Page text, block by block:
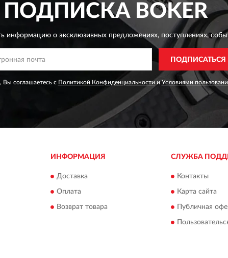
ПОДПИСКАBOKER
информацию о эксклюзивных предложениях,поступлениях,
ПОДПИСАТЬСЯ
Вы соглашаетесь с Политикой Конфиденциальности иУсловиями
ИНФОРМАЦИЯ
Доставка
Оплата
Возврат товара
СЛУЖБА
Контакты
Карта сайта
Публичная